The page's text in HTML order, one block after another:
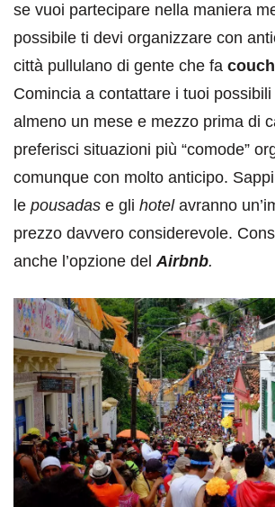
se vuoi partecipare nella maniera
possibile ti devi organizzare con
città pullulano di gente che fa
Comincia a contattare i tuoi
almeno un mese e mezzo prima di
preferisci situazioni più “comode”
comunque con molto anticipo.
le pousadas e gli hotel avranno
prezzo davvero considerevole.
anche l’opzione delAirbnb.